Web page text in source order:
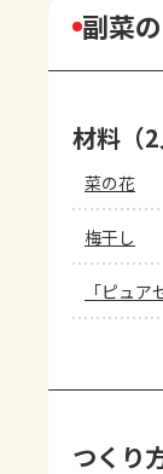
副菜
材料（2
菜の花
梅干し
「ピュア
つくり